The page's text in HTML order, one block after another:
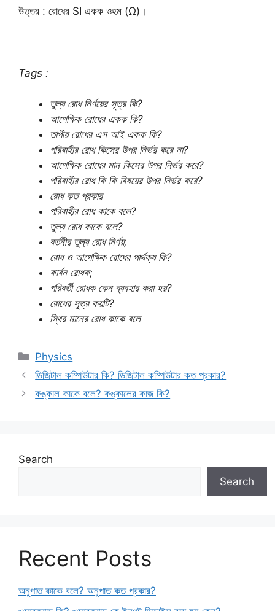
উত্তর : রোধের SI একক ওহম (Ω)।
Tags :
তুল্য রোধ নির্ণয়ের সূত্র কি?
আপেক্ষিক রোধের একক কি?
তাপীয় রোধের এস আই একক কি?
পরিবাহীর রোধ কিসের উপর নির্ভর করে না?
আপেক্ষিক রোধের মান কিসের উপর নির্ভর করে?
পরিবাহীর রোধ কি কি বিষয়ের উপর নির্ভর করে?
রোধ কত প্রকার
পরিবাহীর রোধ কাকে বলে?
তুল্য রোধ কাকে বলে?
বর্তনীর তুল্য রোধ নির্ণয়;
রোধ ও আপেক্ষিক রোধের পার্থক্য কি?
কার্বন রোধক;
পরিবর্তী রোধক কেন ব্যবহার করা হয়?
রোধের সূত্র কয়টি?
স্থির মানের রোধ কাকে বলে
Categories
Physics
ডিজিটাল কম্পিউটার কি? ডিজিটাল কম্পিউটার কত প্রকার?
কঙ্কাল কাকে বলে? কঙ্কালের কাজ কি?
Search
Search
Recent Posts
অনুপাত কাকে বলে? অনুপাত কত প্রকার?